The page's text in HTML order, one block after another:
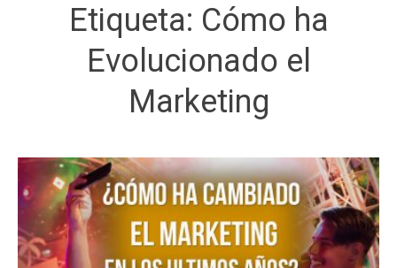
Etiqueta: Cómo ha
Evolucionado el
Marketing